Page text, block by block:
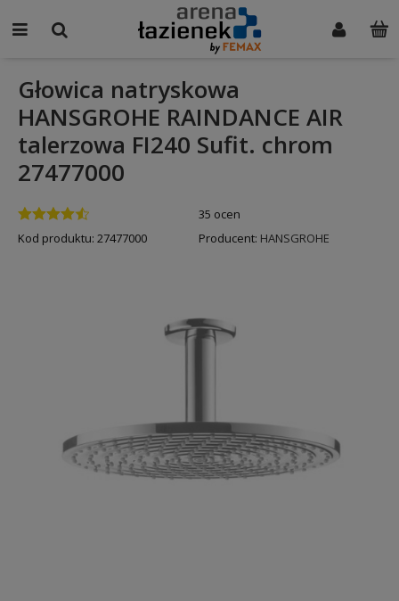
Głowica natryskowa
HANSGROHE RAINDANCE AIR
talerzowa FI240 Sufit. chrom
27477000
35 ocen
Kod produktu: 27477000 Producent: HANSGROHE